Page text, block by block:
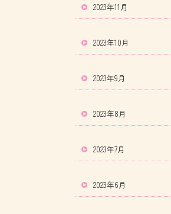
2023年11月
2023年10月
2023年9月
2023年8月
2023年7月
2023年6月